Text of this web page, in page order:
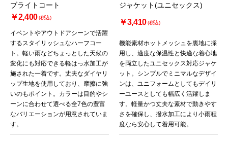
ブライトコート
￥2,400(税込)
イベントやアウトドアシーンで活躍
するスタイリッシュなハーフコー
ト。軽い雨などちょっとした天候の
変化にも対応できる軽はっ水加工が
施された一着です。丈夫なダイヤリ
ップ生地を使用しており、摩擦に強
いのもポイント。カラーは目的やシ
ーンに合わせて選べる全7色の豊富
なバリエーションが用意されていま
す。
ジャケット(ユニセックス)
￥3,410(税込)
機能素材ホットメッシュを裏地に採
用し、適度な保温性と快適な着心地
を両立したユニセックス対応ジャケ
ット。シンプルでミニマルなデザイ
ンは、ユニフォームとしてもデイリ
ーユースとしても幅広く活躍しま
す。軽量かつ丈夫な素材で動きやす
さを確保し、撥水加工により小雨程
度なら安心して着用可能。